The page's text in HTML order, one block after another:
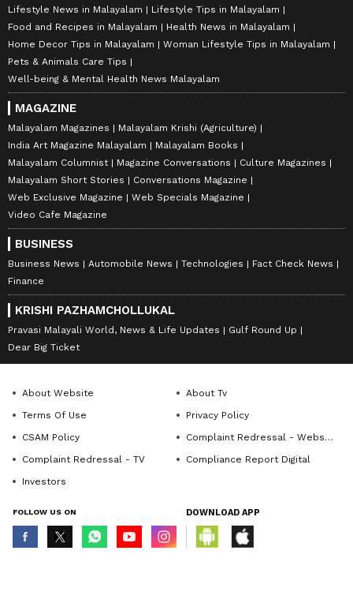
Lifestyle News in Malayalam
Lifestyle Tips in Malayalam
Food and Recipes in Malayalam
Health News in Malayalam
Home Decor Tips in Malayalam
Woman Lifestyle Tips in Malayalam
Pets & Animals Care Tips
Well-being & Mental Health News Malayalam
MAGAZINE
Malayalam Magazines
Malayalam Krishi (Agriculture)
India Art Magazine Malayalam
Malayalam Books
Malayalam Columnist
Magazine Conversations
Culture Magazines
Malayalam Short Stories
Conversations Magazine
Web Exclusive Magazine
Web Specials Magazine
Video Cafe Magazine
BUSINESS
Business News Automobile News Technologies
Fact Check News
Finance
KRISHI PAZHAMCHOLLUKAL
Pravasi Malayali World, News & Life Updates
Gulf Round Up
Dear Big Ticket
About Website
About Tv
Terms Of Use
Privacy Policy
CSAM Policy
Complaint Redressal - Website
Complaint Redressal - TV
Compliance Report Digital
Investors
FOLLOW US ON DOWNLOAD APP